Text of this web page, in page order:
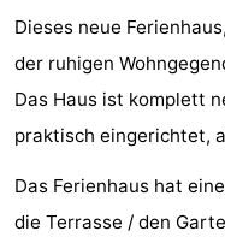
Residentie
Soutelande
Campingplätze
Ferienhäuser
-
De
-
Dieses neue
der ruhigen
Das Haus ist komplett
praktisch eingerichtet,
Das Ferienhaus hat
die Terrasse / den